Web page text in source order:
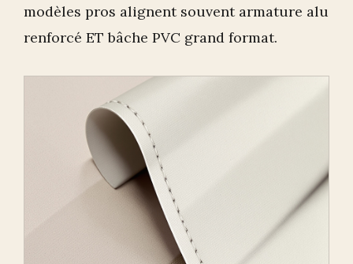
modèles pros alignent souvent armature alu
renforcé ET bâche PVC grand format.